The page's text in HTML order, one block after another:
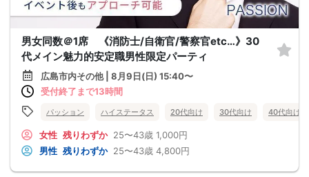
男女同数＠1席 《消防士/自衛官/警察官etc…》30
代メイン魅力的安定職男性限定パーティ
広島市内その他 | 8月9日(日) 15:40〜
受付終了まで13時間
パッション ハイステータス 20代向け 30代向け 40代向け
女性 残りわずか 25〜43歳 1,000円
男性 残りわずか 25〜43歳 4,800円